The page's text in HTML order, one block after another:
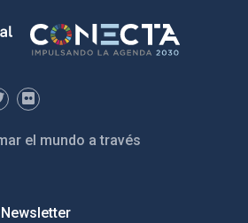
el mundo a través